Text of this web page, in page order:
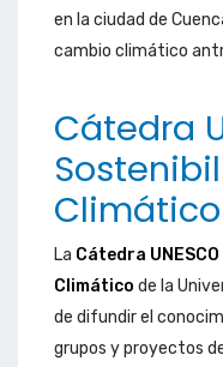
en la ciudad de
cambio climático
Cátedra
Climático
La Cátedra
Climático de la
de difundir el
grupos y proyectos